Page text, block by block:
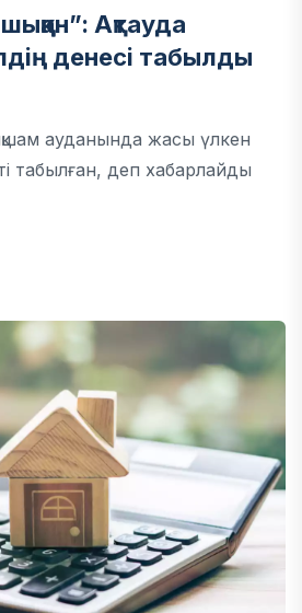
Ақтауда
денесі табылды
ауданында жасы үлкен
табылған, деп хабарлайды